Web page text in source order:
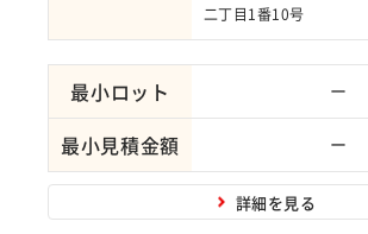
二丁目1番10号
最小ロット ー
最小見積金額 ー
詳細を見る